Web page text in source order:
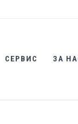
СЕРВИС ЗА